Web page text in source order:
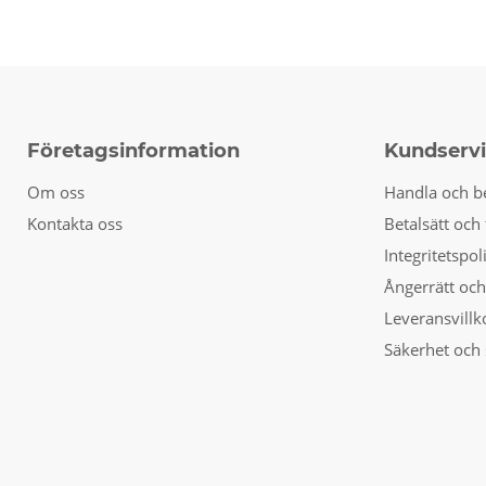
Företagsinformation
Om oss
Kontakta oss
Handla och
Betalsätt
Ångerrätt
Säkerhet och